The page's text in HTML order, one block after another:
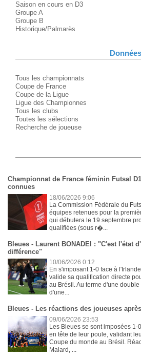
Saison en cours en D3
Groupe A
Groupe B
Historique/Palmarès
Tous les championnats
Coupe de France
Coupe de la Ligue
Ligue des Championnes
Tous les clubs
Toutes les sélections
Recherche de joueuse
Championnat de France féminin Futsal
connues
18/06/2026 9:06
La Commission Fédérale du
équipes retenues pour la
qui débutera le 19 septembre
qualifiées (sous r�...
Bleues - Laurent BONADEI : "C'est l'état
différence"
10/06/2026 0:12
En s'imposant 1-0 face à
valide sa qualification directe
au Brésil. Au terme d'une
d'une...
Bleues - Les réactions des joueuses
09/06/2026 23:53
Les Bleues se sont imposées 1-
en tête de leur poule, validant
Coupe du monde au Brésil.
Malard, ...